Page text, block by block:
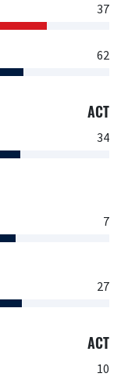
37
62
АСТ
34
7
27
АСТ
10